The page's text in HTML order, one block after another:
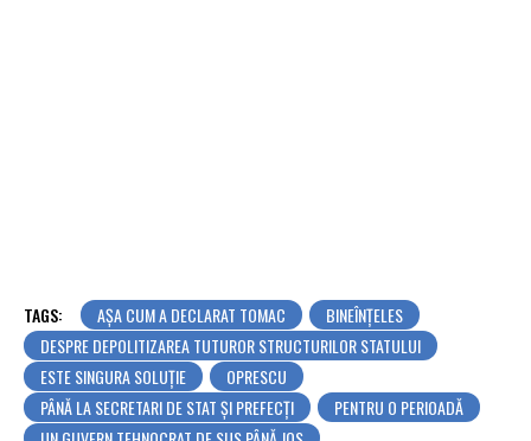
TAGS: AȘA CUM A DECLARAT TOMAC
BINEÎNȚELES
DESPRE DEPOLITIZAREA TUTUROR STRUCTURILOR STATULUI
ESTE SINGURA SOLUȚIE
OPRESCU
PÂNĂ LA SECRETARI DE STAT ŞI PREFECŢI
PENTRU O PERIOADĂ